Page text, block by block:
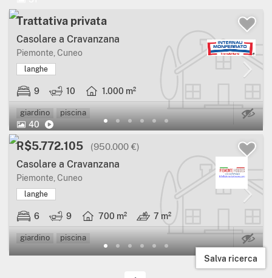
Trattativa privata
Casolare a Cravanzana
Piemonte, Cuneo
langhe
9 10 1.000 m²
giardino piscina
40
R$5.772.105 (950.000 €)
Casolare a Cravanzana
Piemonte, Cuneo
langhe
6 9 700 m² 7 m²
giardino piscina
Salva ricerca